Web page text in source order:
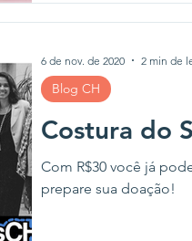
Costura do
Com R$30 você já
prepare sua doação!
Blog CH
6 de nov. de 2020 2 min de